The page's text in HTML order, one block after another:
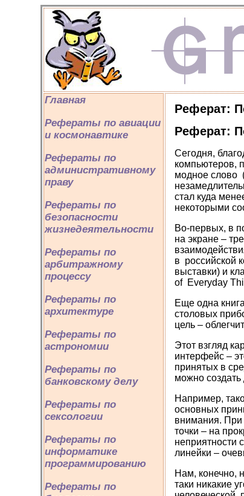
Главная
Рефераты по авиации
и космонавтике
Рефераты по
административному
праву
Рефераты по
безопасности
жизнедеятельности
Рефераты по
арбитражному
процессу
Рефераты по
архитектуре
Рефераты по
астрономии
Рефераты по
банковскому делу
Рефераты по
сексологии
Рефераты по
информатике
программированию
Рефераты по
Реферат:
Реферат:
Сегодня,
компьютеров,
модное слово
стал куда
некоторыми
Во-первых, в
на экране –
в российской
выставки) и
of Everyday
Еще одна
столовых
цель –
Этот взгляд
интерфейс –
принятых в
можно
Например,
основных
внимания. При
точки – на
неприятности
линейки –
Нам, конечно,
таки никакие